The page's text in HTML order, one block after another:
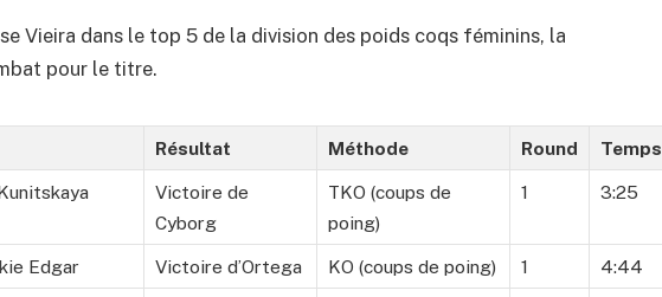
Vieira dans le top 5 de la division des poids coqs féminins, la
pour le titre.
Résultat Méthode Round Temps
Victoire de
Cyborg
TKO (coups de
poing)
1 3:25
Edgar Victoire d’Ortega KO (coups de poing) 1 4:44